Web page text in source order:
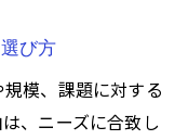
び方
模、課題に対する
、ニーズに合致し